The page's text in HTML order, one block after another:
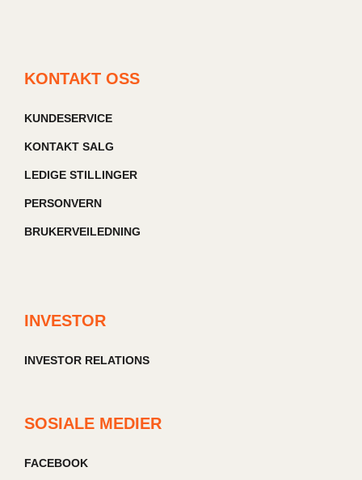
KONTAKT OSS
KUNDESERVICE
KONTAKT SALG
LEDIGE STILLINGER
PERSONVERN
BRUKERVEILEDNING
INVESTOR
INVESTOR RELATIONS
SOSIALE MEDIER
FACEBOOK